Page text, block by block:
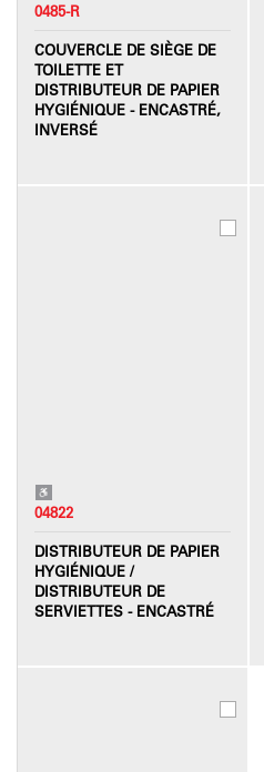
0485-R
COUVERCLE DE SIÈGE DE
TOILETTE ET
DISTRIBUTEUR DE PAPIER
HYGIÉNIQUE - ENCASTRÉ,
INVERSÉ
04822
DISTRIBUTEUR DE PAPIER
HYGIÉNIQUE /
DISTRIBUTEUR DE
SERVIETTES - ENCASTRÉ